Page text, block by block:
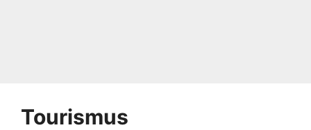
Tourismus